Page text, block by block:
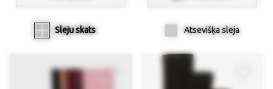
Sleju skats Atsevišķa sleja